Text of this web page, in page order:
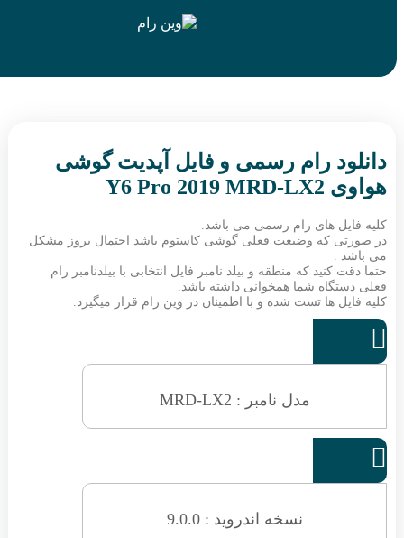
رام رسمی و فایل آپدیت گوشی
های رام رسمی می باشد.
که وضیعت فعلی گوشی کاستوم باشد احتمال بروز مشکل
که منطقه و بیلد نامبر فایل انتخابی با بیلدنامبر رام
شما همخوانی داشته باشد.
ها تست شده و با اطمینان در وین رام قرار میگیرد.
مدل نامبر : MRD-LX2
نسخه اندروید : 9.0.0